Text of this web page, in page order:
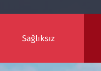
Sağlıksız